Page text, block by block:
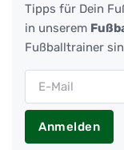
Tipps für Dein
in unserem
Fußballtrainer
Anmelden